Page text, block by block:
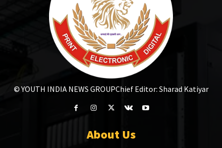
© YOUTH INDIA NEWS GROUPChief Editor: Sharad Katiyar
About Us